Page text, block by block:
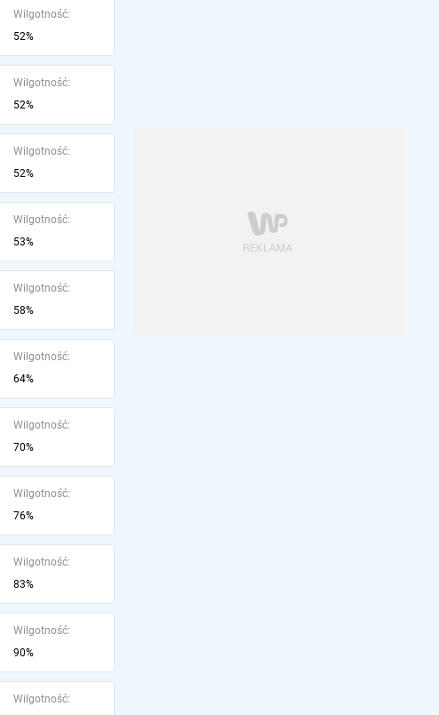
Wilgotność:
52%
Wilgotność:
52%
Wilgotność:
52%
Wilgotność:
53%
Wilgotność:
58%
Wilgotność:
64%
Wilgotność:
70%
Wilgotność:
76%
Wilgotność:
83%
Wilgotność:
90%
Wilgotność: